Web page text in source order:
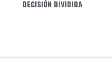
DECISIÓN DIVIDIDA